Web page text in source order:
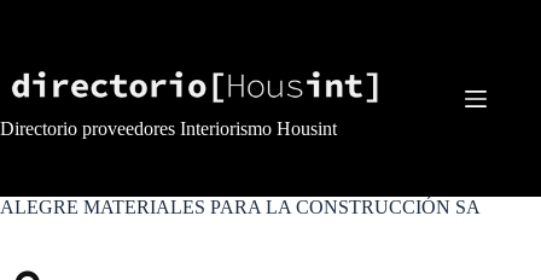
Directorio proveedores Interiorismo Housint
ALEGRE MATERIALES PARA LA CONSTRUCCIÓN SA